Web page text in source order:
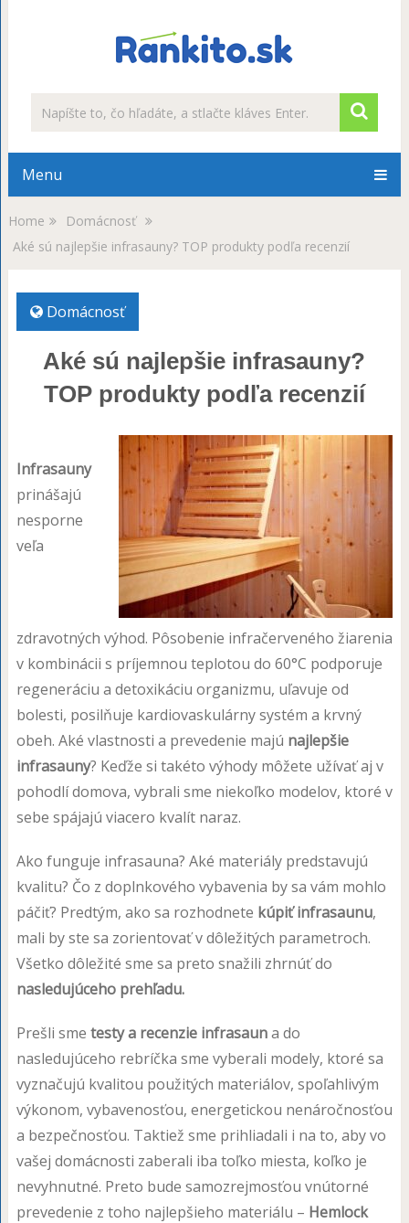
Menu
Home
Domácnosť
Aké sú najlepšie infrasauny? TOP produkty podľa recenzií
Domácnosť
Aké sú najlepšie infrasauny?
TOP produkty podľa recenzií
Infrasauny
prinášajú
nesporne
veľa
zdravotných výhod. Pôsobenie infračerveného žiarenia
v kombinácii s príjemnou teplotou do 60°C podporuje
regeneráciu a detoxikáciu organizmu, uľavuje od
bolesti, posilňuje kardiovaskulárny systém a krvný
obeh. Aké vlastnosti a prevedenie majú najlepšie
infrasauny? Keďže si takéto výhody môžete užívať aj v
pohodlí domova, vybrali sme niekoľko modelov, ktoré v
sebe spájajú viacero kvalít naraz.
Ako funguje infrasauna? Aké materiály predstavujú
kvalitu? Čo z doplnkového vybavenia by sa vám mohlo
páčiť? Predtým, ako sa rozhodnete kúpiť infrasaunu,
mali by ste sa zorientovať v dôležitých parametroch.
Všetko dôležité sme sa preto snažili zhrnúť do
nasledujúceho prehľadu.
Prešli sme testy a recenzie infrasauna do
nasledujúceho rebríčka sme vyberali modely, ktoré sa
vyznačujú kvalitou použitých materiálov, spoľahlivým
výkonom, vybavenosťou, energetickou nenáročnosťou
a bezpečnosťou. Taktiež sme prihliadali i na to, aby vo
vašej domácnosti zaberali iba toľko miesta, koľko je
nevyhnutné. Preto bude samozrejmosťou vnútorné
prevedenie z toho najlepšieho materiálu – Hemlock